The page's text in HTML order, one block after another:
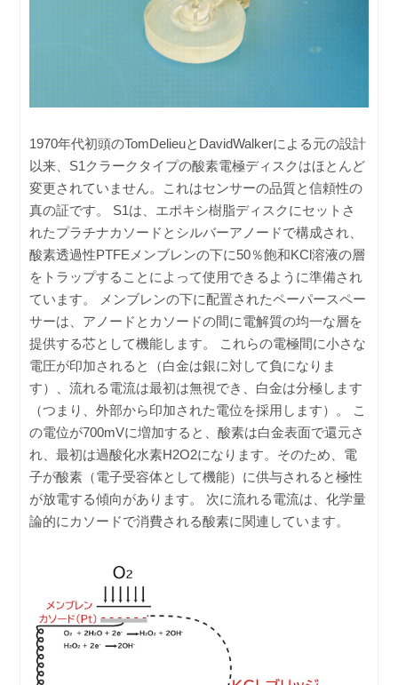
1970年代初頭のTomDelieuとDavidWalkerによる元の設計
以来、S1クラークタイプの酸素電極ディスクはほとんど
変更されていません。これはセンサーの品質と信頼性の
真の証です。 S1は、エポキシ樹脂ディスクにセットさ
れたプラチナカソードとシルバーアノードで構成され、
酸素透過性PTFEメンブレンの下に50％飽和KCl溶液の層
をトラップすることによって使用できるように準備され
ています。 メンブレンの下に配置されたペーパースペー
サーは、アノードとカソードの間に電解質の均一な層を
提供する芯として機能します。 これらの電極間に小さな
電圧が印加されると（白金は銀に対して負になりま
す）、流れる電流は最初は無視でき、白金は分極します
（つまり、外部から印加された電位を採用します）。 こ
の電位が700mVに増加すると、酸素は白金表面で還元さ
れ、最初は過酸化水素H2O2になります。そのため、電
子が酸素（電子受容体として機能）に供与されると極性
が放電する傾向があります。 次に流れる電流は、化学量
論的にカソードで消費される酸素に関連しています。